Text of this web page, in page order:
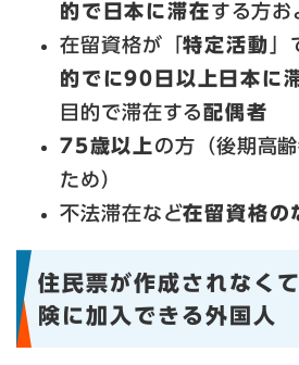
的で日本に滞在する方お
在留資格が「特定活動 」
的でに90日以上日本に
目的で滞在する配偶者
75歳以上 の方（後期高
ため）
不法滞在など在留資格の
住民票が作成されなく
険に加入できる外国人